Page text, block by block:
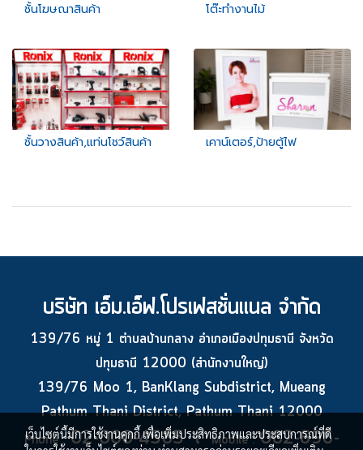
ชั้นโฆษณาสินค้า โต๊ะทำงานไม้
ชั้นวางสินค้า,แท่นโชว์สินค้า เคาน์เตอร์,ป้ายตู้ไฟ
บริษัท เอ็ม.เอ็ฟ.โปรเฟสชั่นแนล จำกัด
139/76 หมู่ 1 ตำบลบ้านกลาง อำเภอเมืองปทุมธานี จังหวัด
ปทุมธานี 12000 (สำนักงานใหญ่)
139/76 Moo 1, BanKlang Subdistrict, Mueang
Pathum Thani District, Pathum Thani 12000
Phone :02-000-4585 lMobile :082-696-
เว็บไซต์นี้มีการใช้งานคุกกี้ เพื่อเพิ่มประสิทธิภาพและประสบการณ์ที่ดี